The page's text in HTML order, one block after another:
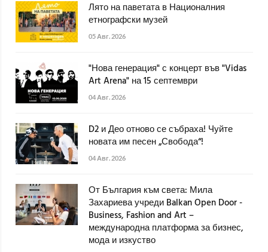
Лято на паветата в Националния
етнографски музей
05 Авг. 2026
"Нова генерация" с концерт във "Vidas
Art Arena" на 15 септември
04 Авг. 2026
D2 и Део отново се събраха! Чуйте
новата им песен „Свобода“!
04 Авг. 2026
От България към света: Мила
Захариева учреди Balkan Open Door -
Business, Fashion and Art –
международна платформа за бизнес,
мода и изкуство